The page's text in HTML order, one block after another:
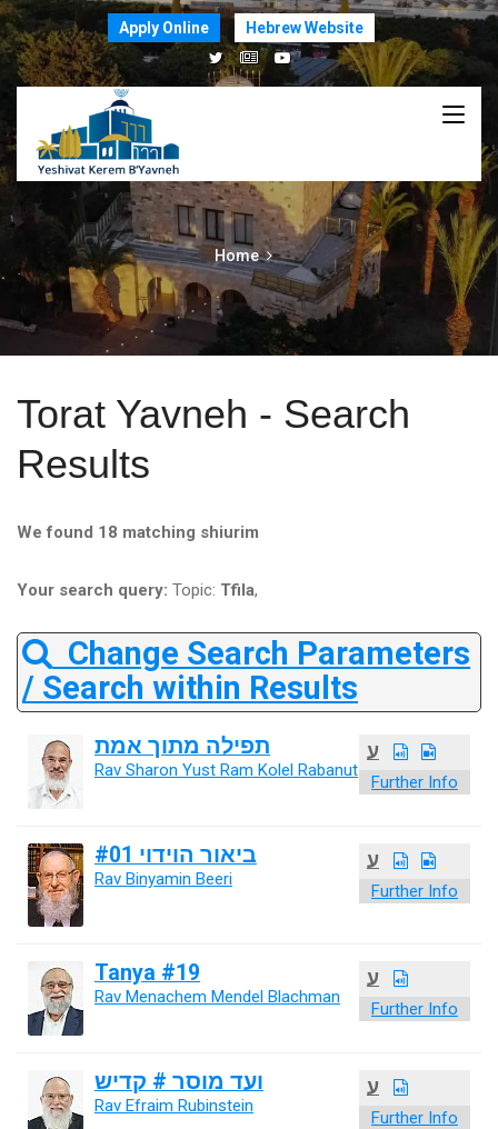
Apply Online Hebrew Website
Home
Torat Yavneh - Search
Results
We found 18 matching shiurim
Your search query: Topic: Tfila,
Change Search Parameters
/ Search within Results
ע
Further Info
תפילה מתוך אמת
Rav Sharon Yust Ram Kolel Rabanut
ע
Further Info
ביאור הוידוי #01
Rav Binyamin Beeri
ע
Further Info
Tanya #19
Rav Menachem Mendel Blachman
ע
Further Info
ועד מוסר # קדיש
Rav Efraim Rubinstein